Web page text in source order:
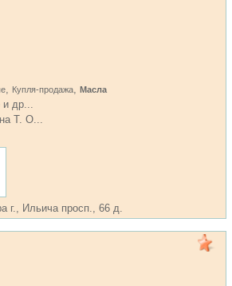
, Купля-продажа, Масла
и др...
Т. О...
г., Ильича просп., 66 д.